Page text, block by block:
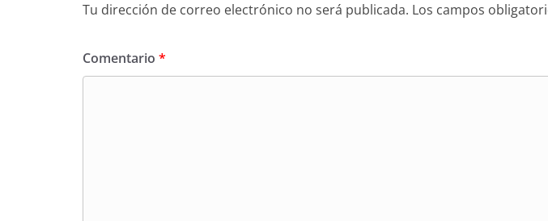
Tu dirección de correo electrónico no será publicada. Los campos
Comentario *